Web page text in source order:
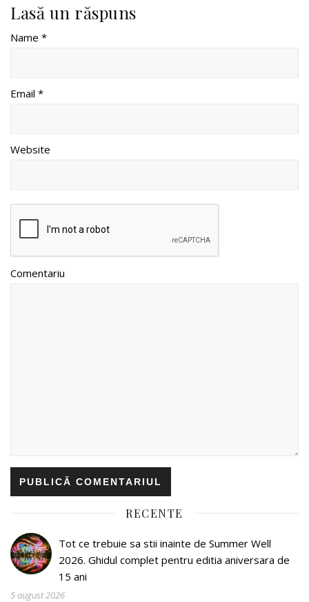
Lasă un răspuns
Name *
Email *
Website
Comentariu
RECENTE
Tot ce trebuie sa stii inainte de Summer Well
2026. Ghidul complet pentru editia aniversara de
15 ani
5 august 2026